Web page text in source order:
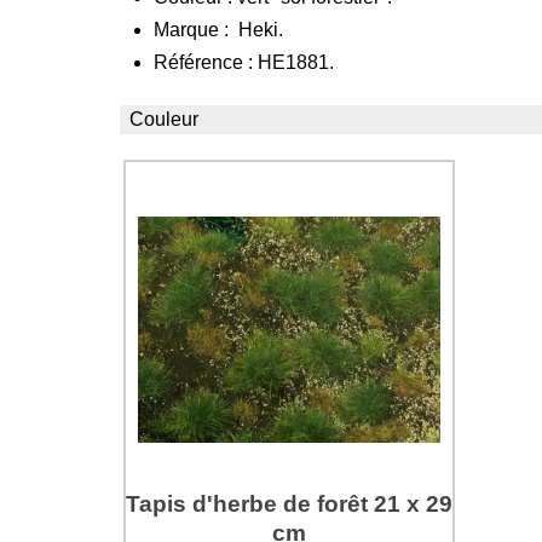
Marque : Heki.
Référence : HE1881.
Couleur
Tapis d'herbe de forêt 21 x 29
cm